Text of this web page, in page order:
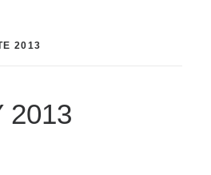
2013
2013